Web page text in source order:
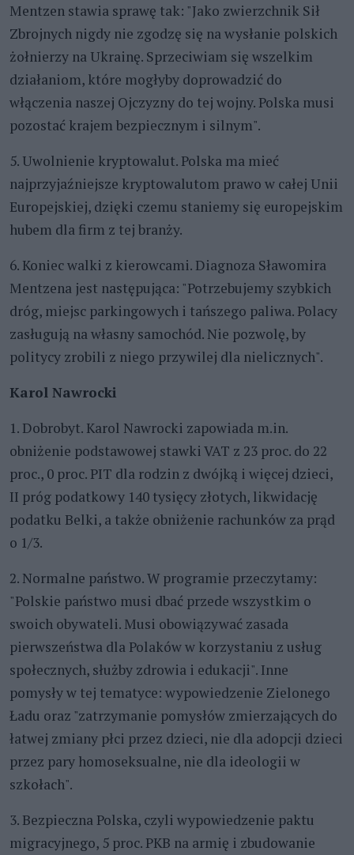
Mentzen stawia sprawę tak: "Jako zwierzchnik Sił
Zbrojnych nigdy nie zgodzę się na wysłanie polskich
żołnierzy na Ukrainę. Sprzeciwiam się wszelkim
działaniom, które mogłyby doprowadzić do
włączenia naszej Ojczyzny do tej wojny. Polska musi
pozostać krajem bezpiecznym i silnym".
5. Uwolnienie kryptowalut. Polska ma mieć
najprzyjaźniejsze kryptowalutom prawo w całej Unii
Europejskiej, dzięki czemu staniemy się europejskim
hubem dla firm z tej branży.
6. Koniec walki z kierowcami. Diagnoza Sławomira
Mentzena jest następująca: "Potrzebujemy szybkich
dróg, miejsc parkingowych i tańszego paliwa. Polacy
zasługują na własny samochód. Nie pozwolę, by
politycy zrobili z niego przywilej dla nielicznych".
Karol Nawrocki
1. Dobrobyt. Karol Nawrocki zapowiada m.in.
obniżenie podstawowej stawki VAT z 23 proc. do 22
proc., 0 proc. PIT dla rodzin z dwójką i więcej dzieci,
II próg podatkowy 140 tysięcy złotych, likwidację
podatku Belki, a także obniżenie rachunków za prąd
o 1/3.
2. Normalne państwo. W programie przeczytamy:
"Polskie państwo musi dbać przede wszystkim o
swoich obywateli. Musi obowiązywać zasada
pierwszeństwa dla Polaków w korzystaniu z usług
społecznych, służby zdrowia i edukacji". Inne
pomysły w tej tematyce: wypowiedzenie Zielonego
Ładu oraz "zatrzymanie pomysłów zmierzających do
łatwej zmiany płci przez dzieci, nie dla adopcji dzieci
przez pary homoseksualne, nie dla ideologii w
szkołach".
3. Bezpieczna Polska, czyli wypowiedzenie paktu
migracyjnego, 5 proc. PKB na armię i zbudowanie